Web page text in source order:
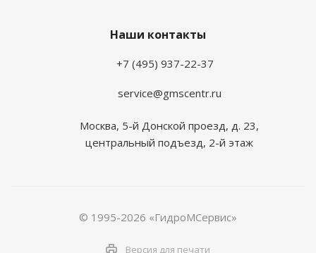
Наши контакты
+7 (495) 937-22-37
service@gmscentr.ru
Москва, 5-й Донской проезд, д. 23,
центральный подъезд, 2-й этаж
© 1995-2026 «ГидроМСервис»
Версия для печати